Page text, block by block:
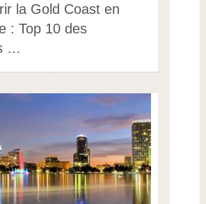
la Gold Coast en
: Top 10 des
…